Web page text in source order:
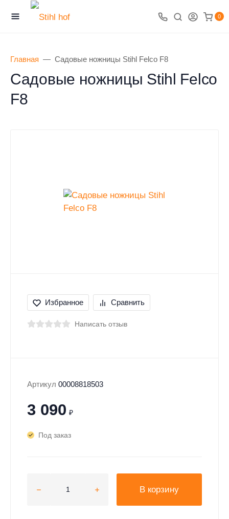
0
Главная Садовые ножницы Stihl Felco F8
Садовые ножницы Stihl Felco
F8
Избранное Сравнить
Написать отзыв
Артикул 00008818503
3 090 ₽
Под заказ
В корзину